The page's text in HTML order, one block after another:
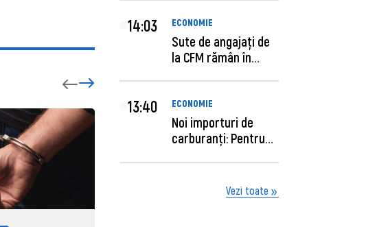
14:03 ECONOMIE
Sute de angajaţi de
la CFM rămân în
13:40 ECONOMIE
Noi importuri de
carburanți: Pentru
Vezi toate